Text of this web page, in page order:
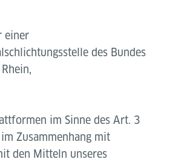
einer
des Bundes
im Sinne des Art. 3
Zusammenhang mit
den Mitteln unseres